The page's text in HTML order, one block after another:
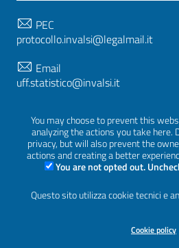
You may choose to prevent this
analyzing the actions you take here.
privacy, but will also prevent the
actions and creating a better
You are not opted out.
Questo sito utilizza cookie tecnici e
Cookie policy
PEC
protocollo.invalsi@legalmail.it
Email
uff.statistico@invalsi.it
restituzione.dati@invalsi.it
SEGUICI SU